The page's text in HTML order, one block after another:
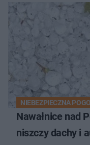
NIEBEZPIECZNA
Nawałnice nad
niszczy dachy i